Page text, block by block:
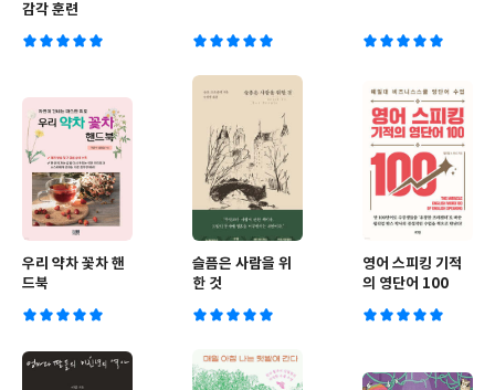
감각 훈련
우리 약차 꽃차 핸
드북
슬픔은 사람을 위
한 것
영어 스피킹 기적
의 영단어 100